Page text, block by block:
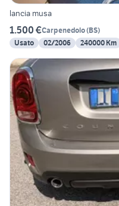
lancia musa
1.500 €Carpenedolo(BS)
Usato
02/2006 240000 Km